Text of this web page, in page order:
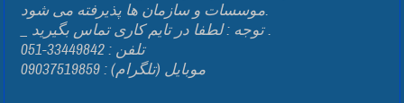
موسسات و سازمان ها پذیرفته می شود.
_ توجه : لطفا در تایم کاری تماس بگیرید .
تلفن : 33449842-051
موبایل (تلگرام) : 09037519859